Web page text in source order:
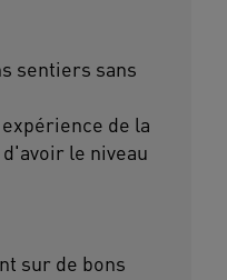
sentiers sans
de la
le niveau
sur de bons